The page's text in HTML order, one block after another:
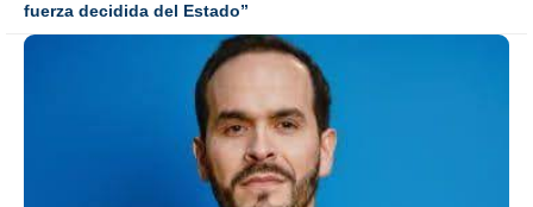
fuerza decidida del Estado”